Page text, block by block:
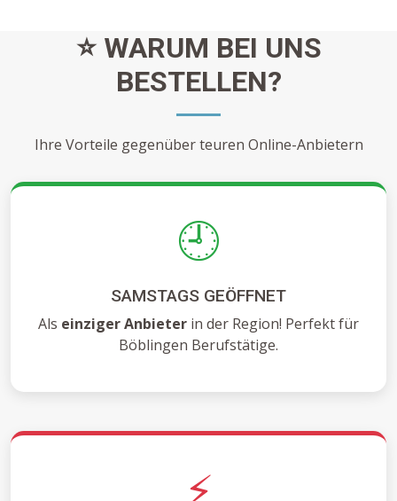
⭐ WARUM BEI UNS
BESTELLEN?
Ihre Vorteile gegenüber teuren Online-Anbietern
🕘
SAMSTAGS GEÖFFNET
Als einziger Anbieter in der Region! Perfekt für
Böblingen Berufstätige.
⚡